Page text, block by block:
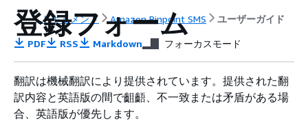
ドキュメント Amazon Pinpoint SMS ユーザーガイド
登録フォーム
PDF RSS Markdown フォーカスモード
翻訳は機械翻訳により提供されています。提供された翻
訳内容と英語版の間で齟齬、不一致または矛盾がある場
合、英語版が優先します。